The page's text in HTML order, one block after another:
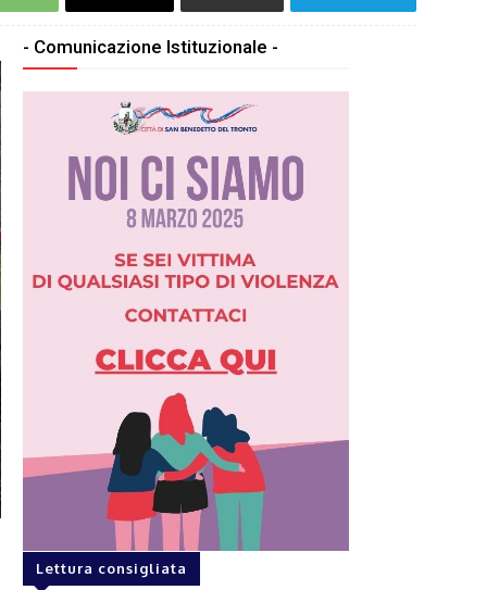
- Comunicazione Istituzionale -
Lettura consigliata